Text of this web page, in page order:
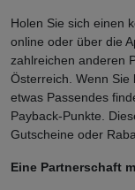
Holen Sie sich einen
online oder über die
zahlreichen anderen
Österreich. Wenn Sie
etwas Passendes
Payback-Punkte.
Gutscheine oder
Eine Partnerschaft